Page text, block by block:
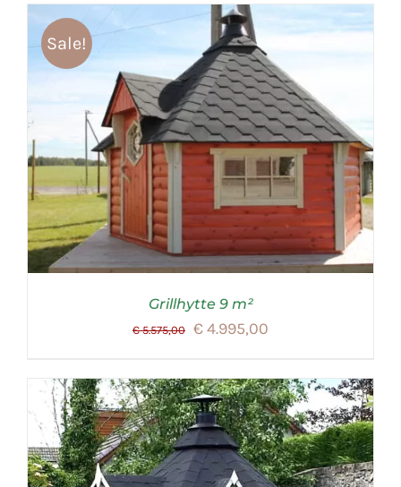
Sale!
Grillhytte 9 m²
€5.575,00 Oorspronkelijke
€ 5.575,00.
€4.995,00
€ 4.995,00.